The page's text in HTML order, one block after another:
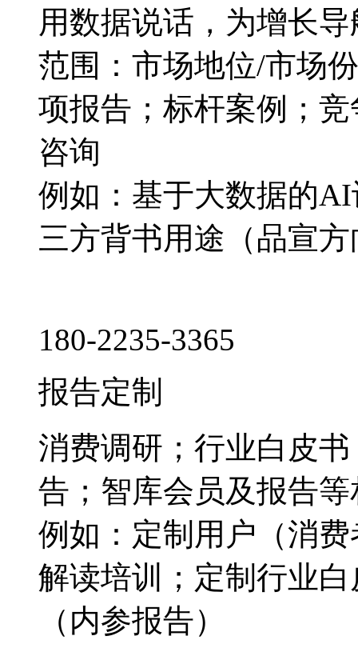
用数据说话，为增长导
范围：市场地位/市场
项报告；标杆案例；
咨询
例如：基于大数据的
三方背书用途（品宣
180-2235-3365
报告定制
消费调研；行业白皮
告；智库会员及报告
例如：定制用户（消
解读培训；定制行业
（内参报告）